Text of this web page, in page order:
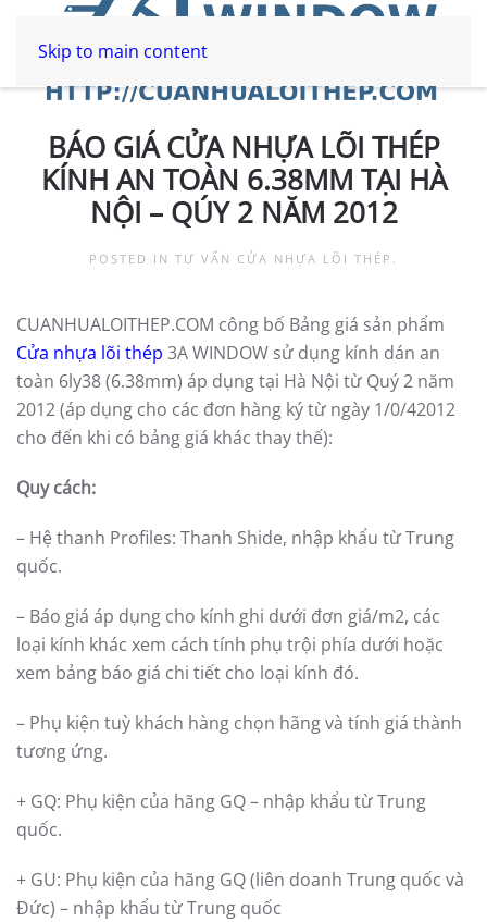
Skip to main content
BÁO GIÁ CỬA NHỰA LÕI THÉP
KÍNH AN TOÀN 6.38MM TẠI HÀ
NỘI – QÚY 2 NĂM 2012
POSTED IN TƯ VẤN CỬA NHỰA LÕI THÉP .
CUANHUALOITHEP.COM công bố Bảng giá sản phẩm
Cửa nhựa lõi thép 3A WINDOW sử dụng kính dán an
toàn 6ly38 (6.38mm) áp dụng tại Hà Nội từ Quý 2 năm
2012 (áp dụng cho các đơn hàng ký từ ngày 1/0/42012
cho đến khi có bảng giá khác thay thế):
Quy cách:
– Hệ thanh Profiles: Thanh Shide, nhập khẩu từ Trung
quốc.
– Báo giá áp dụng cho kính ghi dưới đơn giá/m2, các
loại kính khác xem cách tính phụ trội phía dưới hoặc
xem bảng báo giá chi tiết cho loại kính đó.
– Phụ kiện tuỳ khách hàng chọn hãng và tính giá thành
tương ứng.
+ GQ: Phụ kiện của hãng GQ – nhập khẩu từ Trung
quốc.
+ GU: Phụ kiện của hãng GQ (liên doanh Trung quốc và
Đức) – nhập khẩu từ Trung quốc